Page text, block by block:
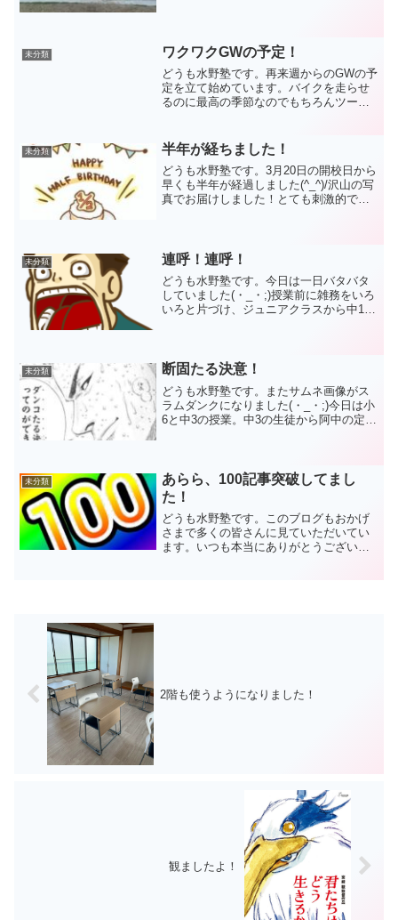
たが(・_・;...
未分類 ワクワクGWの予定！
どうも水野塾です。再来週からのGWの予
定を立て始めています。バイクを走らせ
るのに最高の季節なのでもちろんツーリ
には走るのに楽しそうな道をリサーチ中
(^_^)/加えて毎年...
未分類 半年が経ちました！
どうも水野塾です。3月20日の開校日から
早くも半年が経過しました(^_^)/沢山の写
真でお届けしました！とても刺激的で楽
ことに生徒数...
未分類 連呼！連呼！
どうも水野塾です。今日は一日バタバタ
していました(・_・;)授業前に雑務をいろ
いろと片づけ、ジュニアクラスから中1・
っぱい...
未分類 断固たる決意！
どうも水野塾です。またサムネ画像がス
ラムダンクになりました(・_・;)今日は小
6と中3の授業。中3の生徒から阿中の定期
均点などなど分...
未分類
あらら、100記事突破してまし
た！
どうも水野塾です。このブログもおかげ
さまで多くの皆さんに見ていただいてい
ます。いつも本当にありがとうございま
2階も使うようになりました！
観ましたよ！